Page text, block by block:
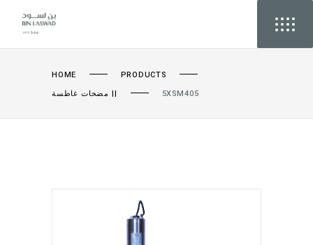
HOME
PRODUCTS
مضخات غاطسة ||
5XSM405